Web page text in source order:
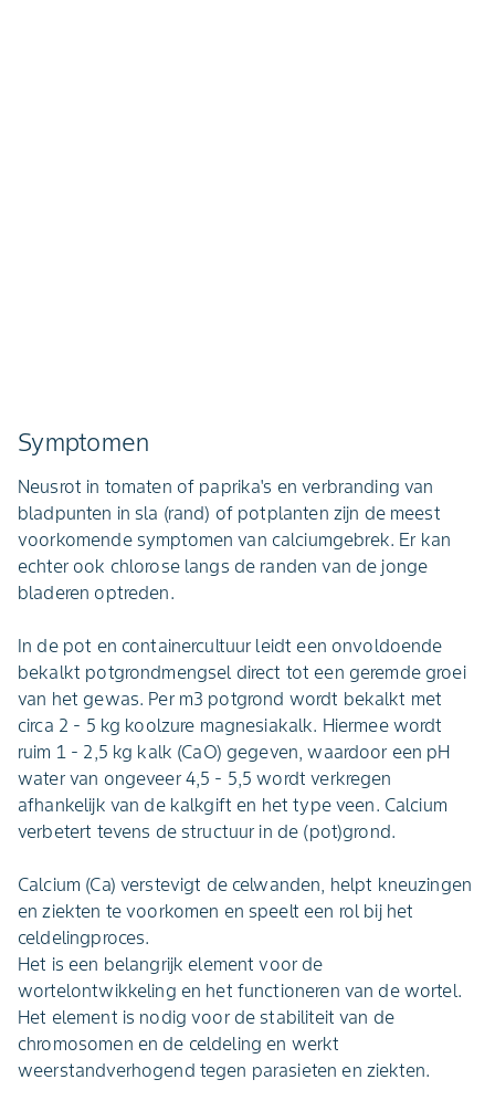
Symptomen
Neusrot in tomaten of paprika's en verbranding van
bladpunten in sla (rand) of potplanten zijn de meest
voorkomende symptomen van calciumgebrek. Er kan
echter ook chlorose langs de randen van de jonge
bladeren optreden.
In de pot en containercultuur leidt een onvoldoende
bekalkt potgrondmengsel direct tot een geremde groei
van het gewas. Per m3 potgrond wordt bekalkt met
circa 2 - 5 kg koolzure magnesiakalk. Hiermee wordt
ruim 1 - 2,5 kg kalk (CaO) gegeven, waardoor een pH
water van ongeveer 4,5 - 5,5 wordt verkregen
afhankelijk van de kalkgift en het type veen. Calcium
verbetert tevens de structuur in de (pot)grond.
Calcium (Ca) verstevigt de celwanden, helpt kneuzingen
en ziekten te voorkomen en speelt een rol bij het
celdelingproces.
Het is een belangrijk element voor de
wortelontwikkeling en het functioneren van de wortel.
Het element is nodig voor de stabiliteit van de
chromosomen en de celdeling en werkt
weerstandverhogend tegen parasieten en ziekten.